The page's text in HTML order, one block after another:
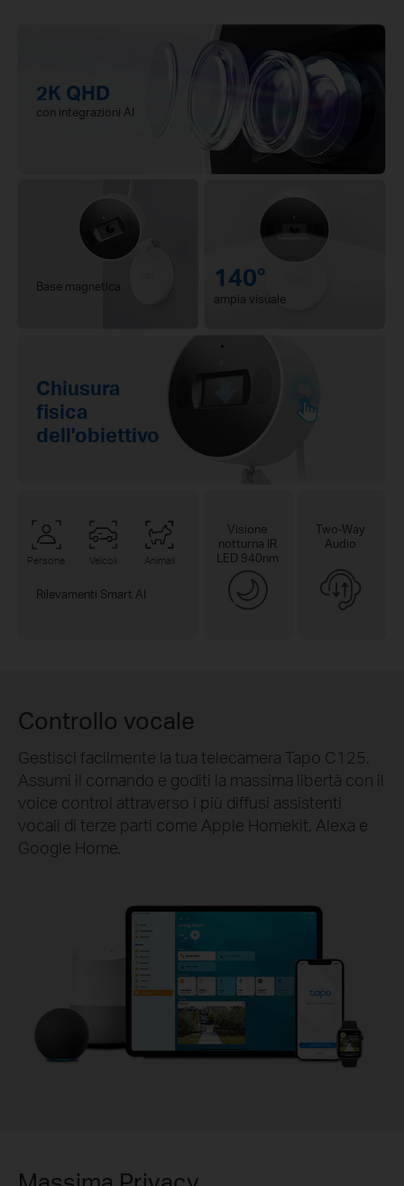
2K QHD
con integrazioni AI
Chiusura
fisica
dell'obiettivo
Base magnetica 140°
ampia visuale
Rilevamenti Smart AI
Persone Veicoli Animali
Visione
notturna IR
LED 940nm
Two-Way
Audio
Controllo vocale
Gestisci facilmente la tua telecamera Tapo C125.
Assumi il comando e goditi la massima libertà con il
voice control attraverso i più diffusi assistenti
vocali di terze parti come Apple Homekit, Alexa e
Google Home.